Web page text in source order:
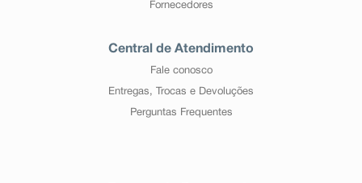
Fornecedores
Central de Atendimento
Fale conosco
Entregas, Trocas e Devoluções
Perguntas Frequentes